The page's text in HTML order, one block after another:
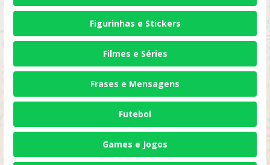
Figurinhas e Stickers
Filmes e Séries
Frases e Mensagens
Futebol
Games e Jogos